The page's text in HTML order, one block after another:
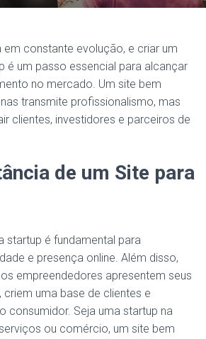
em constante evolução, e criar um
é um passo essencial para alcançar
no mercado. Um site bem
transmite profissionalismo, mas
clientes, investidores e parceiros de
de um Site para
startup é fundamental para
e presença online. Além disso,
empreendedores apresentem seus
uma base de clientes e
consumidor. Seja uma startup na
ou comércio, um site bem